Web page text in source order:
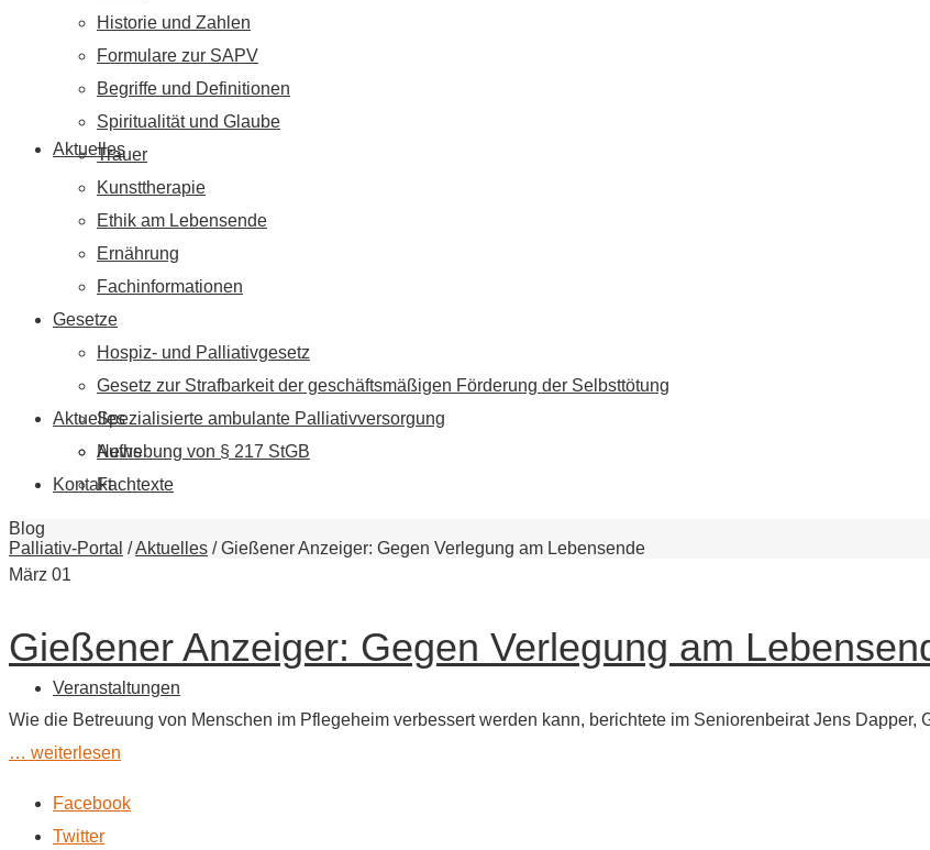
Aktuelles
Aktuelles
News
Fachtexte
Veranstaltungen
Historie und Zahlen
Formulare zur SAPV
Begriffe und Definitionen
Spiritualität und Glaube
Trauer
Kunsttherapie
Ethik am Lebensende
Ernährung
Fachinformationen
Gesetze
Hospiz- und Palliativgesetz
Gesetz zur Strafbarkeit der geschäftsmäßigen Förderung der Selbsttötung
Spezialisierte ambulante Palliativversorgung
Aufhebung von § 217 StGB
Kontakt
Blog
Palliativ-Portal /Aktuelles /Gießener Anzeiger: Gegen Verlegung am Lebensende
März 01
Gießener Anzeiger: Gegen Verlegung am
Wie die Betreuung von Menschen im Pflegeheim verbessert werden kann, berichtete im Seniorenbeirat Jens Dapper,
… weiterlesen
Facebook
Twitter